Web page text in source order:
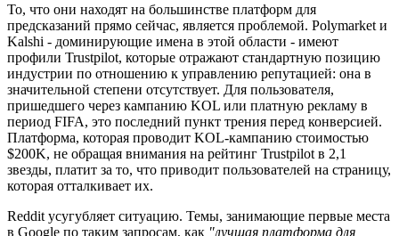
То, что они находят на большинстве платформ для
предсказаний прямо сейчас, является проблемой. Polymarket и
Kalshi - доминирующие имена в этой области - имеют
профили Trustpilot, которые отражают стандартную позицию
индустрии по отношению к управлению репутацией: она в
значительной степени отсутствует. Для пользователя,
пришедшего через кампанию KOL или платную рекламу в
период FIFA, это последний пункт трения перед конверсией.
Платформа, которая проводит KOL-кампанию стоимостью
$200K, не обращая внимания на рейтинг Trustpilot в 2,1
звезды, платит за то, что приводит пользователей на страницу,
которая отталкивает их.
Reddit усугубляет ситуацию. Темы, занимающие первые места
в Google по таким запросам, как "лучшая платформа для